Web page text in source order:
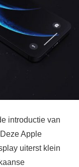
introductie van
Apple
uiterst klein